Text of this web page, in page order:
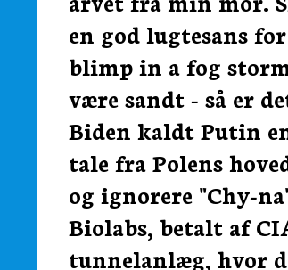
en god lugtesans
blimp in a fog
være sandt - så er
Biden kaldt Putin
tale fra Polens
og ignorere "Chy-
Biolabs, betalt af
tunnelanlæg, hvor